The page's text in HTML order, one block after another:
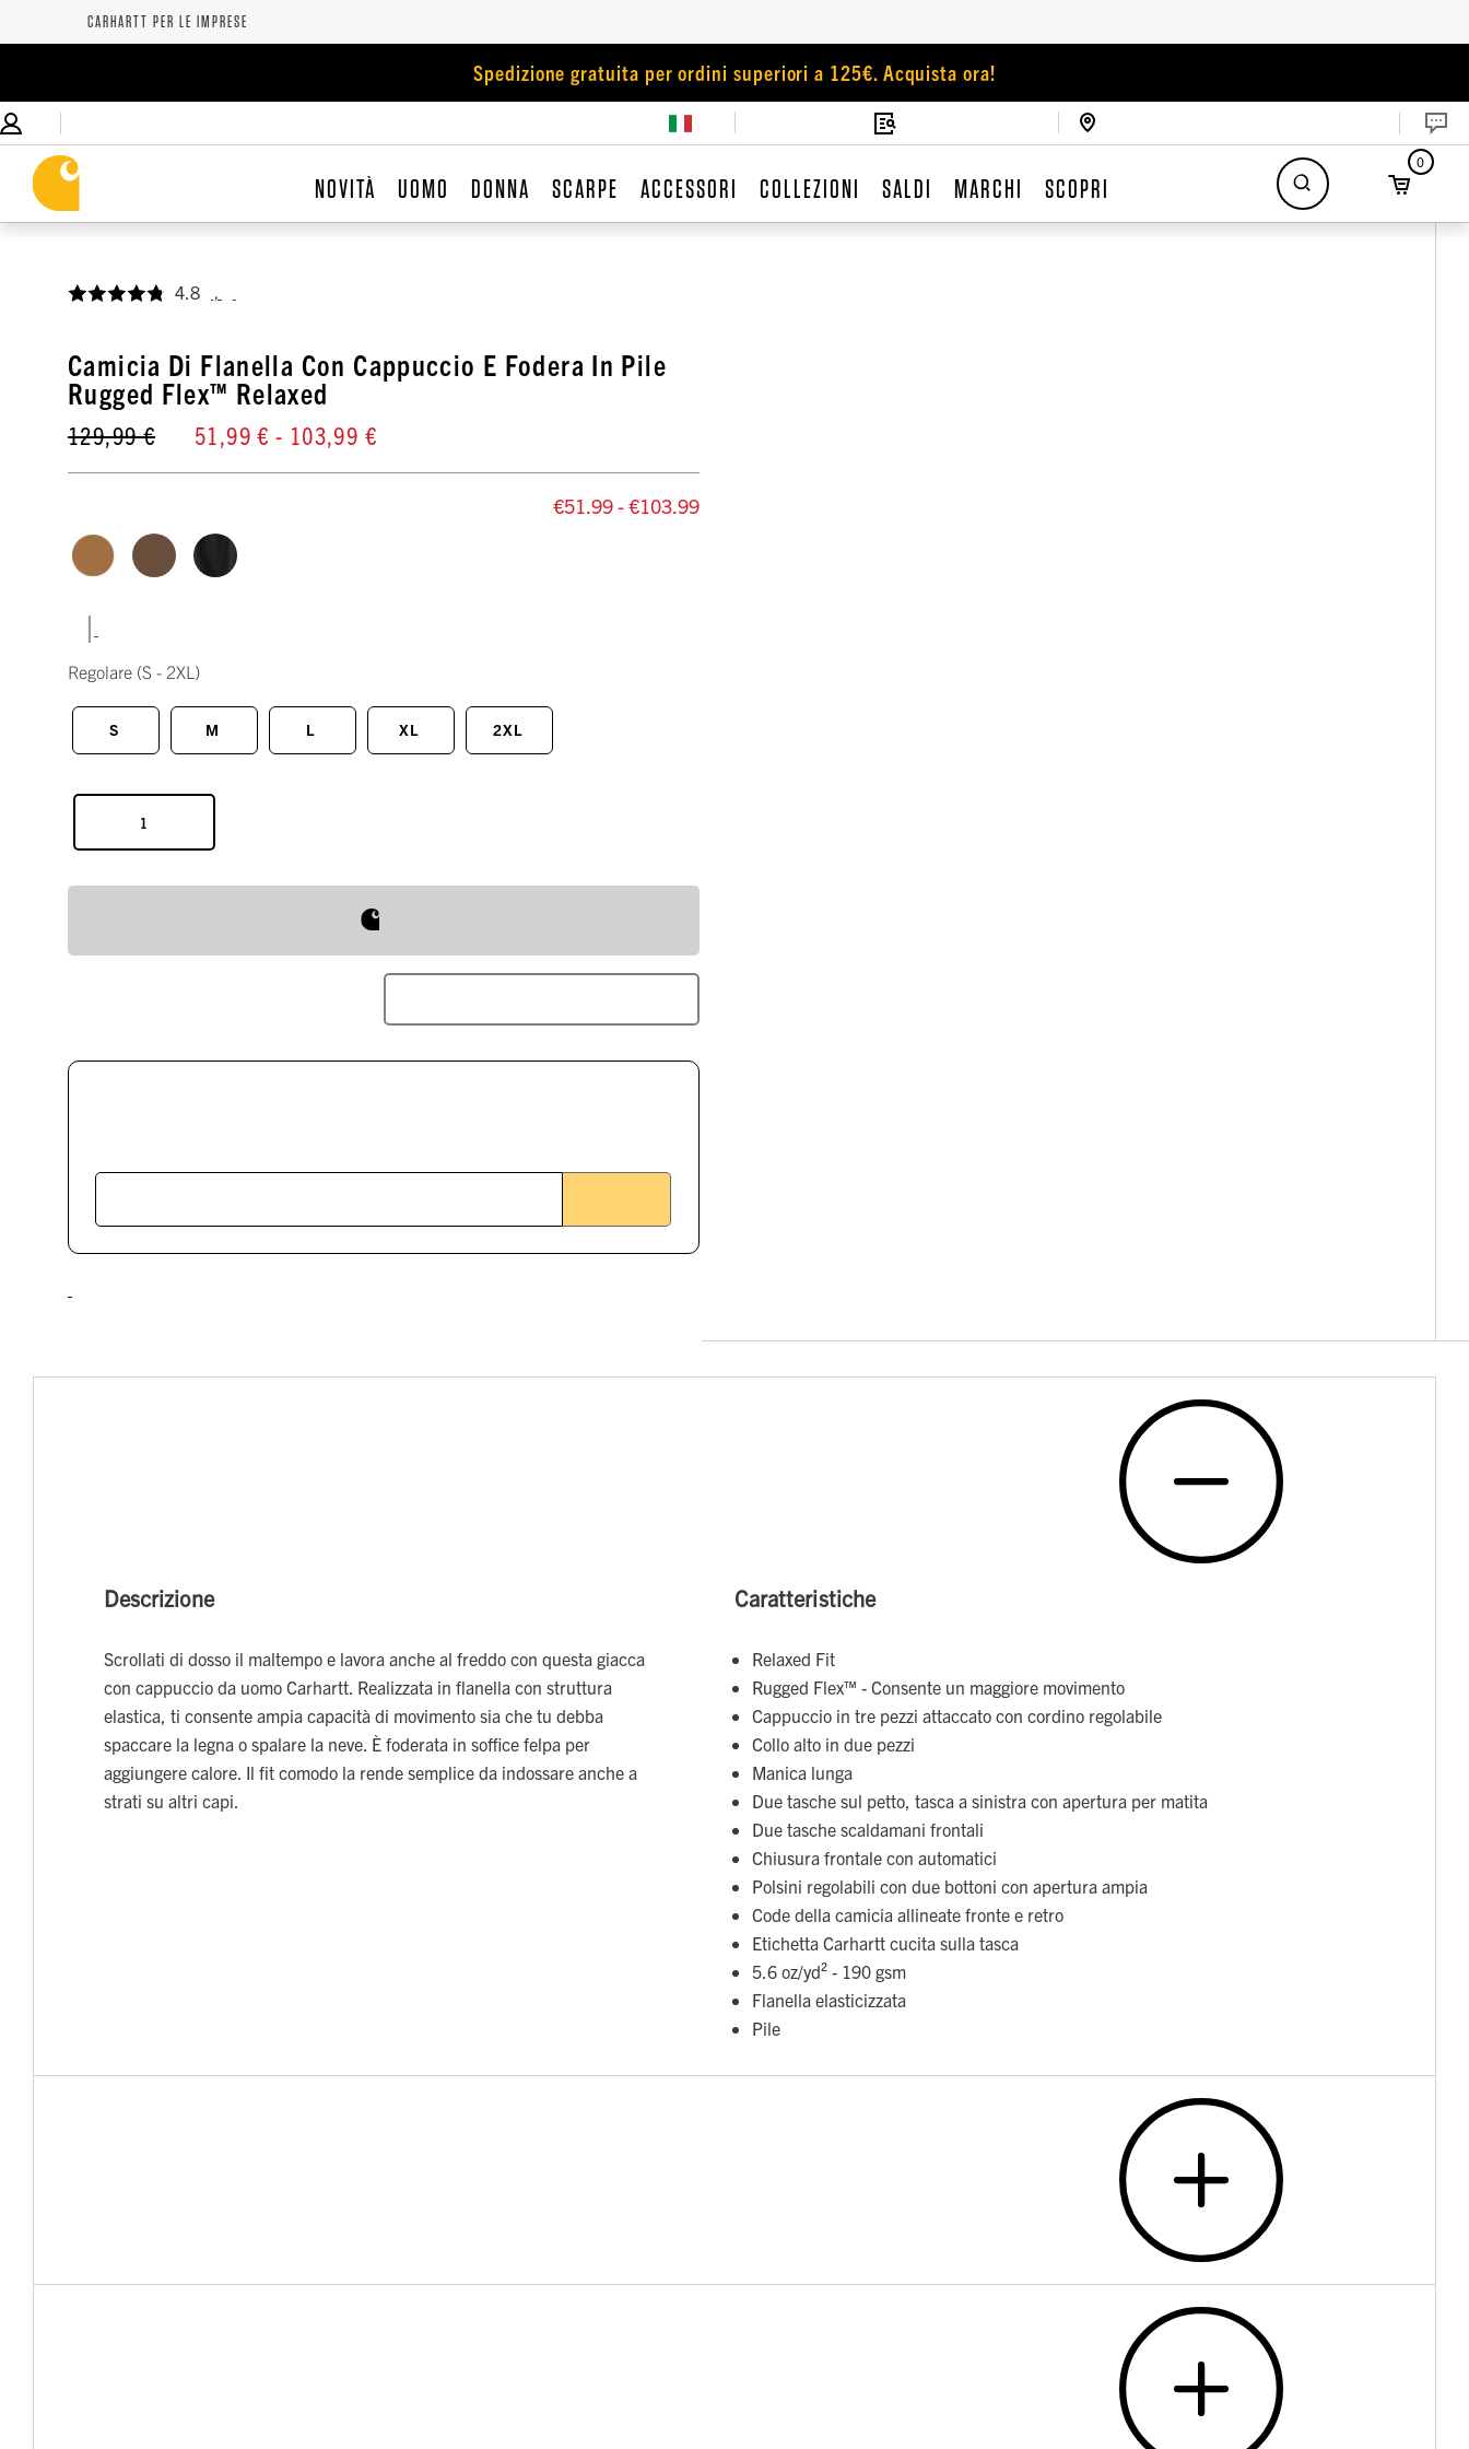
CARHARTT PER LE IMPRESE
Spedizione gratuita per ordini superiori a 125€. Acquista ora!
NOVITÀ UOMO DONNA SCARPE ACCESSORI COLLEZIONI SALDI MARCHI SCOPRI
0
4.8
Camicia Di Flanella Con Cappuccio E Fodera In Pile
Rugged Flex™ Relaxed
129,99 € 51,99 € - 103,99 €
€51.99 - €103.99
|
Regolare (S - 2XL)
S M L XL 2XL
Descrizione
Scrollati di dosso il maltempo e lavora anche al freddo con questa giacca
con cappuccio da uomo Carhartt. Realizzata in flanella con struttura
elastica, ti consente ampia capacità di movimento sia che tu debba
spaccare la legna o spalare la neve. È foderata in soffice felpa per
aggiungere calore. Il fit comodo la rende semplice da indossare anche a
strati su altri capi.
Caratteristiche
Relaxed Fit
Rugged Flex™ - Consente un maggiore movimento
Cappuccio in tre pezzi attaccato con cordino regolabile
Collo alto in due pezzi
Manica lunga
Due tasche sul petto, tasca a sinistra con apertura per matita
Due tasche scaldamani frontali
Chiusura frontale con automatici
Polsini regolabili con due bottoni con apertura ampia
Code della camicia allineate fronte e retro
Etichetta Carhartt cucita sulla tasca
5.6 oz/yd² - 190 gsm
Flanella elasticizzata
Pile